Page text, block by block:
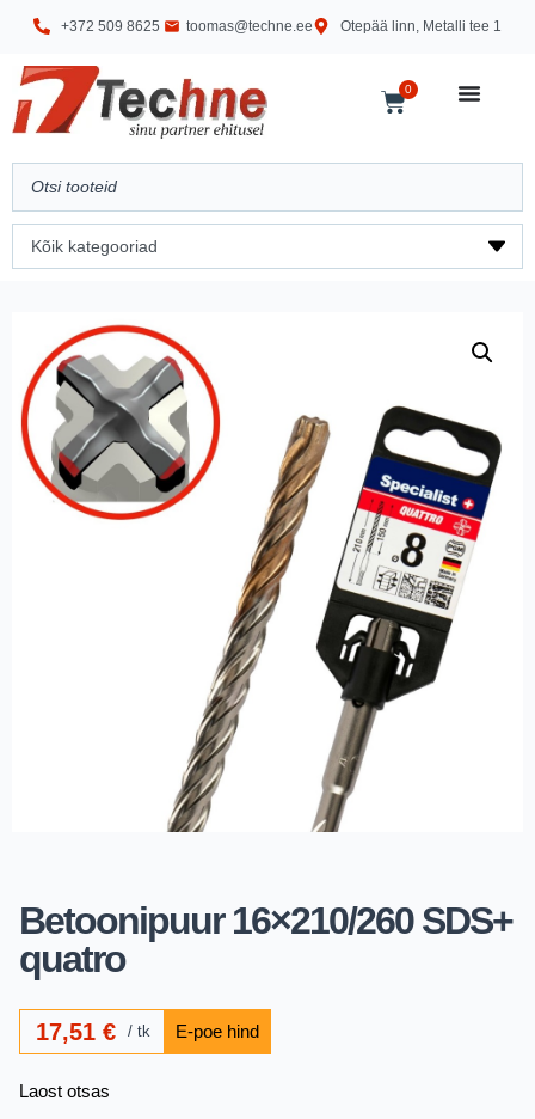
+372 509 8625 toomas@techne.ee Otepää linn, Metalli tee 1
0
Betoonipuur 16×210/260 SDS+
quatro
17,51€ tk
Laost otsas